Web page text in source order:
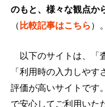
のもと、様々な観点か
（比較記事はこちら）。
以下のサイトは、「
「利用時の入力しや
評価が高いサイトです
で安心してご利用いた